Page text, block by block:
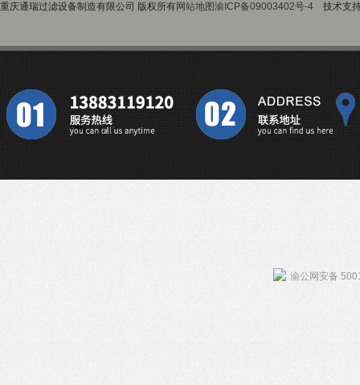
重庆通瑞过滤设备制造有限公司 版权所有网站地图渝ICP备09003402号-4 技术支
渝公网安备